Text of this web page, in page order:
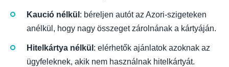
Kaució nélkül : béreljen autót az Azori-szigeteken
anélkül, hogy nagy összeget zárolnának a kártyáján.
Hitelkártya nélkül : elérhetők ajánlatok azoknak az
ügyfeleknek, akik nem használnak hitelkártyát.